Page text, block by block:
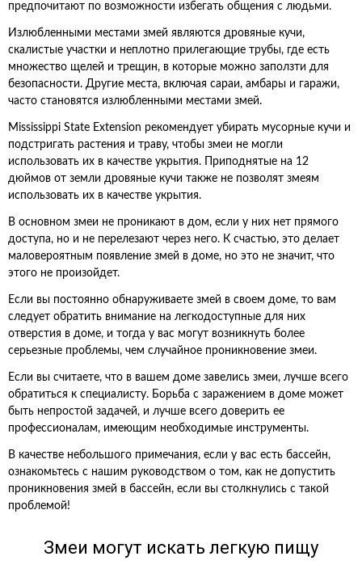
предпочитают по возможности избегать общения с людьми.
Излюбленными местами змей являются дровяные кучи,
скалистые участки и неплотно прилегающие трубы, где есть
множество щелей и трещин, в которые можно заползти для
безопасности. Другие места, включая сараи, амбары и гаражи,
часто становятся излюбленными местами змей.
Mississippi State Extension рекомендует убирать мусорные кучи и
подстригать растения и траву, чтобы змеи не могли
использовать их в качестве укрытия. Приподнятые на 12
дюймов от земли дровяные кучи также не позволят змеям
использовать их в качестве укрытия.
В основном змеи не проникают в дом, если у них нет прямого
доступа, но и не перелезают через него. К счастью, это делает
маловероятным появление змей в доме, но это не значит, что
этого не произойдет.
Если вы постоянно обнаруживаете змей в своем доме, то вам
следует обратить внимание на легкодоступные для них
отверстия в доме, и тогда у вас могут возникнуть более
серьезные проблемы, чем случайное проникновение змеи.
Если вы считаете, что в вашем доме завелись змеи, лучше всего
обратиться к специалисту. Борьба с заражением в доме может
быть непростой задачей, и лучше всего доверить ее
профессионалам, имеющим необходимые инструменты.
В качестве небольшого примечания, если у вас есть бассейн,
ознакомьтесь с нашим руководством о том, как не допустить
проникновения змей в бассейн, если вы столкнулись с такой
проблемой!
Змеи могут искать легкую пищу